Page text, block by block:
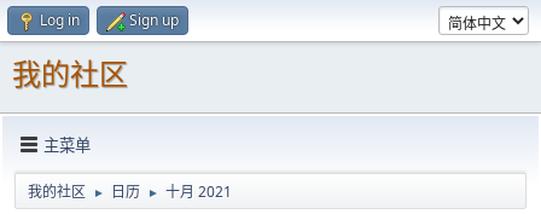
Log in Sign up
我的社区
主菜单
我的社区 ► 日历 ► 十月 2021